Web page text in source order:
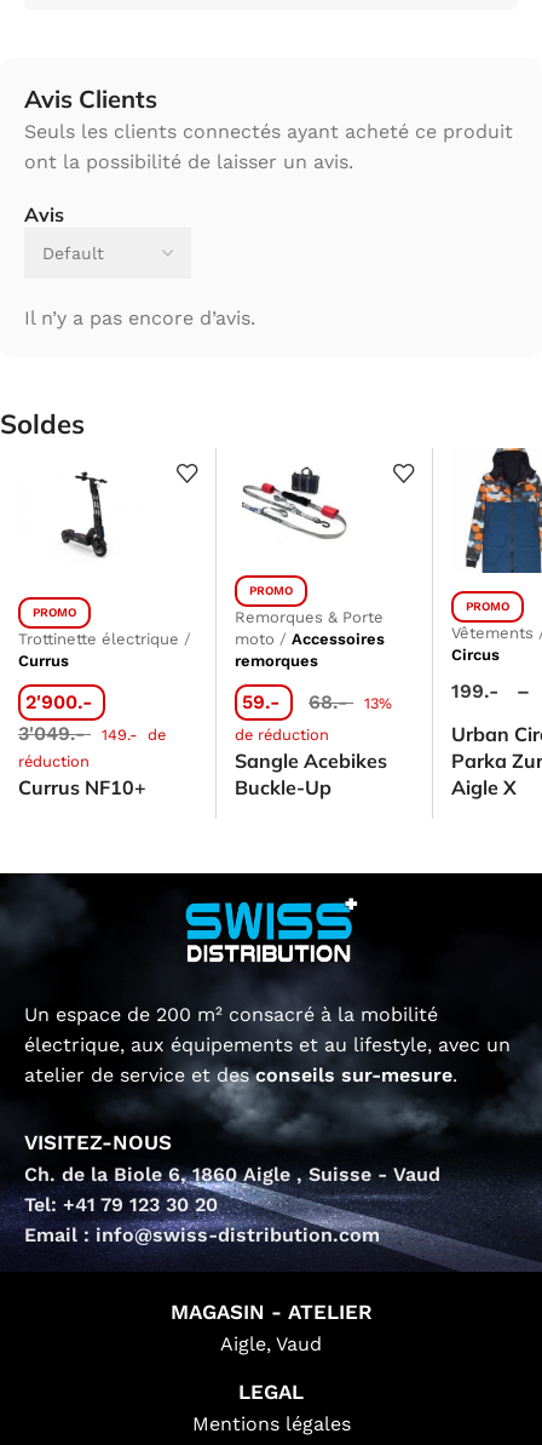
Avis Clients
Avis
Il n’y a pas encore d’avis.
Seuls les clients connectés ayant acheté ce produit
ont la possibilité de laisser un avis.
Soldes
PROMO
Trottinette électrique /
Currus
2'900.-
3'049.- 149.- de
réduction
Currus NF10+
PROMO
Remorques & Porte
moto /Accessoires
remorques
59.- 68.- 13%
de réduction
Sangle Acebikes
Buckle-Up
PROMO
Vêtements
Circus
199.- –
Urban
Parka
Aigle X
Un espace de 200 m² consacré à la mobilité
électrique, aux équipements et au lifestyle, avec un
atelier de service et desconseils sur-mesure.
VISITEZ-NOUS
Ch. de la Biole 6, 1860 Aigle , Suisse - Vaud
Tel: +41 79 123 30 20
Email : info@swiss-distribution.com
MAGASIN - ATELIER
Aigle, Vaud
LEGAL
Mentions légales